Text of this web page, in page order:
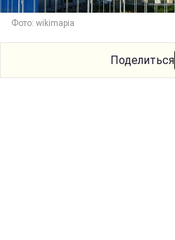
Фото: wikimapia
Поделиться